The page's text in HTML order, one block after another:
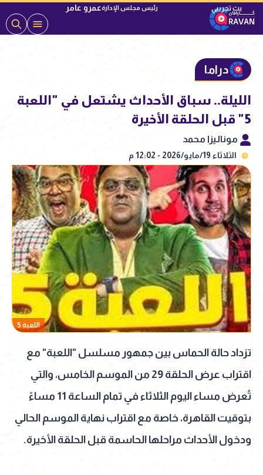
رئيس مجلس الإدارةعمرو عامر
دراما
الليلة.. سباق الأحداث يشتعل في "اللعبة
5" قبل الحلقة الأخيرة
موناليزا محمد
الثلاثاء 19/مايو/2026 - 12:02 م
اللعبة 5
تزداد حالة الحماس بين جمهور مسلسل "اللعبة" مع
اقتراب عرض الحلقة 29 من الموسم الخامس، والتي
تُعرض مساء اليوم الثلاثاء في تمام الساعة 11 مساءً
بتوقيت القاهرة، خاصة مع اقتراب نهاية الموسم الحالي
ودخول الأحداث مراحلها الحاسمة قبل الحلقة الأخيرة.